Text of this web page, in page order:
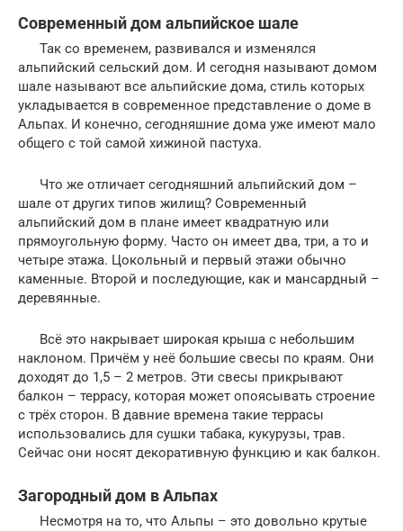
Современный дом альпийское шале
Так со временем, развивался и изменялся
альпийский сельский дом. И сегодня называют домом
шале называют все альпийские дома, стиль которых
укладывается в современное представление о доме в
Альпах. И конечно, сегодняшние дома уже имеют мало
общего с той самой хижиной пастуха.
Что же отличает сегодняшний альпийский дом –
шале от других типов жилищ? Современный
альпийский дом в плане имеет квадратную или
прямоугольную форму. Часто он имеет два, три, а то и
четыре этажа. Цокольный и первый этажи обычно
каменные. Второй и последующие, как и мансардный –
деревянные.
Всё это накрывает широкая крыша с небольшим
наклоном. Причём у неё большие свесы по краям. Они
доходят до 1,5 – 2 метров. Эти свесы прикрывают
балкон – террасу, которая может опоясывать строение
с трёх сторон. В давние времена такие террасы
использовались для сушки табака, кукурузы, трав.
Сейчас они носят декоративную функцию и как балкон.
Загородный дом в Альпах
Несмотря на то, что Альпы – это довольно крутые